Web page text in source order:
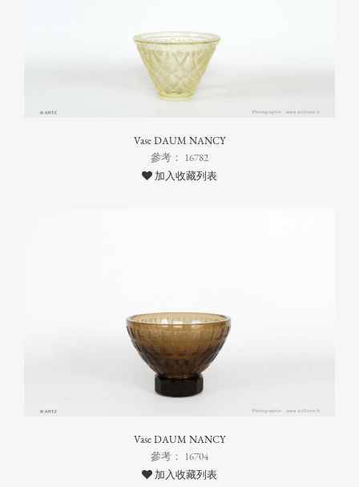
Vase DAUM NANCY
參考： 16782
加入收藏列表
Vase DAUM NANCY
參考： 16704
加入收藏列表